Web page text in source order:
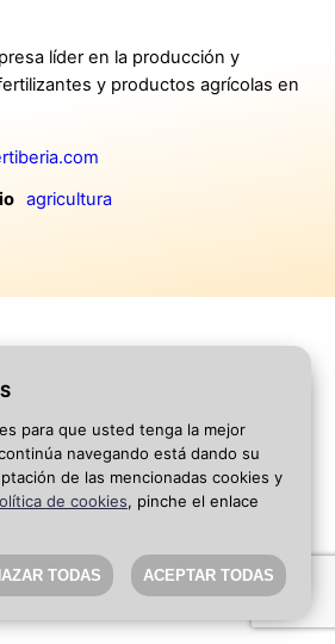
para que usted tenga la mejor
navegando está dando su
de las mencionadas cookies y
de cookies, pinche el enlace
TODAS ACEPTAR TODAS
líder en la producción y
y productos agrícolas en
agricultura
·Política de privacidad